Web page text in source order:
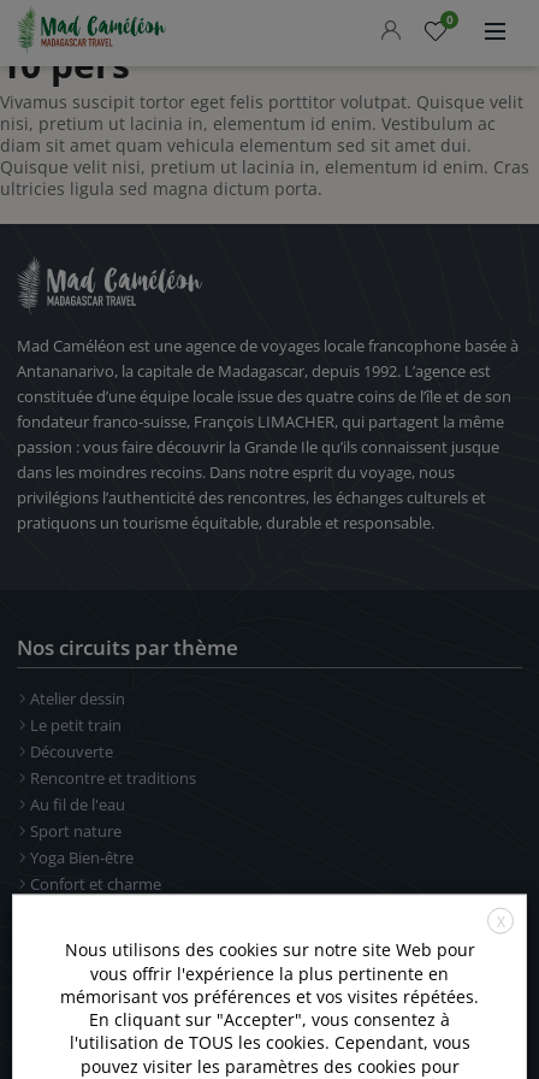
Accueil
Nos circuits
Madcameleon
Actualités
Guide pratique
LANGUE
OFFRE DU MOMENT
0
Archives pour la catégorie 8-
10 pers
Vivamus suscipit tortor eget felis porttitor volutpat. Quisque velit
nisi, pretium ut lacinia in, elementum id enim. Vestibulum ac
diam sit amet quam vehicula elementum sed sit amet dui.
Quisque velit nisi, pretium ut lacinia in, elementum id enim. Cras
ultricies ligula sed magna dictum porta.
SE CONNECTER S'INSCRIRE
Email ou identifiant
Mad Caméléon est une agence de voyages locale francophone basée à
Antananarivo, la capitale de Madagascar, depuis 1992. L’agence est
constituée d’une équipe locale issue des quatre coins de l’île et de son
fondateur franco-suisse, François LIMACHER, qui partagent la même
passion : vous faire découvrir la Grande Ile qu’ils connaissent jusque
dans les moindres recoins. Dans notre esprit du voyage, nous
privilégions l’authenticité des rencontres, les échanges culturels et
pratiquons un tourisme équitable, durable et responsable.
Nos circuits par thème
Atelier dessin
Le petit train
Découverte
Rencontre et traditions
Au fil de l'eau
Sport nature
Yoga Bien-être
Confort et charme
Liens directs
Mentions légales
X
Nous utilisons des cookies sur notre site Web pour
vous offrir l'expérience la plus pertinente en
mémorisant vos préférences et vos visites répétées.
En cliquant sur "Accepter", vous consentez à
l'utilisation de TOUS les cookies. Cependant, vous
pouvez visiter les paramètres des cookies pour